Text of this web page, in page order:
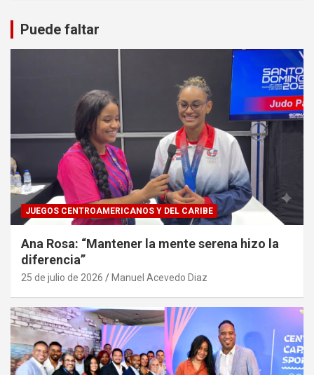
Puede faltar
JUEGOS CENTROAMERICANOS Y DEL CARIBE
Ana Rosa: “Mantener la mente serena hizo la
diferencia”
25 de julio de 2026 Manuel Acevedo Diaz